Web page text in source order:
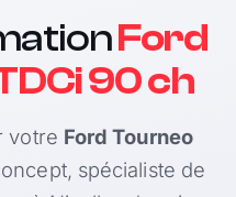
Ford
90 ch
votre Ford Tourneo
spécialiste de